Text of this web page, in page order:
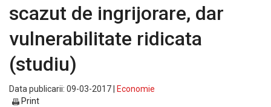
scazut de ingrijorare, dar
vulnerabilitate ridicata
(studiu)
Data publicarii: 09-03-2017 |
Economie
Print